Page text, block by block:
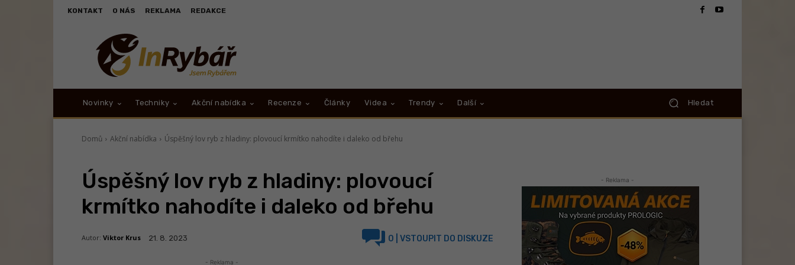
KONTAKT O NÁS REKLAMA REDAKCE
Novinky Techniky Akční nabídka Recenze Články Videa Trendy Další Hledat
Domů Akční nabídka Úspěšný lov ryb z hladiny: plovoucí krmítko nahodíte i daleko od břehu
Úspěšný lov ryb z hladiny: plovoucí
krmítko nahodíte i daleko od břehu
Autor: Viktor Krus 21. 8. 2023 0 | VSTOUPIT DO DISKUZE
- Reklama -
- Reklama -